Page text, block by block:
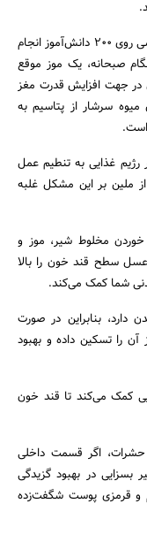
در مدرسه تویینکهام (انگلستان) آزمایشی روی 200 دانش‌آموز انجام
صبحانه، یک موز موقع
در جهت افزایش قدرت مغز
سرشار از پتاسیم به
است.
رژیم غذایی به تنطیم عمل
ملین بر این مشکل غلبه
خوردن مخلوط شیر، موز و
سطح قند خون را بالا
شما کمک می‌کند.
دارد، بنابراین در صورت
را تسکین داده و بهبود
کمک می‌کند تا قند خون
حشرات، اگر قسمت داخلی
بسزایی در بهبود گزیدگی
و قرمزی پوست شگفت‌زده